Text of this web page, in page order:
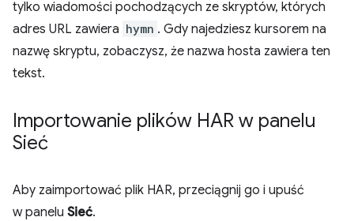
tylko wiadomości pochodzących ze skryptów, których
adres URL zawiera hymn . Gdy najedziesz kursorem na
nazwę skryptu, zobaczysz, że nazwa hosta zawiera ten
tekst.
Importowanie plików HAR w panelu
Sieć
Aby zaimportować plik HAR, przeciągnij go i upuść
w panelu Sieć.